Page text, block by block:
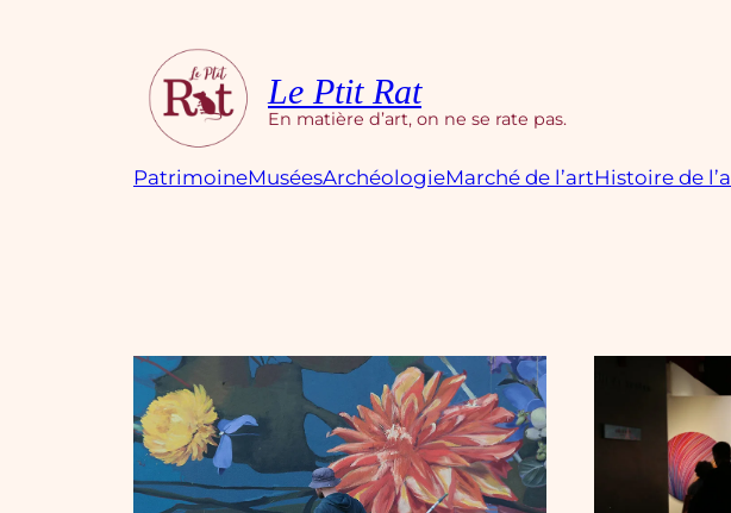
Le Ptit Rat
En matière d’art, on ne se rate pas.
PatrimoineMuséesArchéologieMarché de l’artHistoire de